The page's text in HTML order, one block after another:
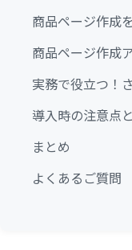
商品ページ作成
商品ページ作成
実務で役立つ！
導入時の注意点
まとめ
よくあるご質問